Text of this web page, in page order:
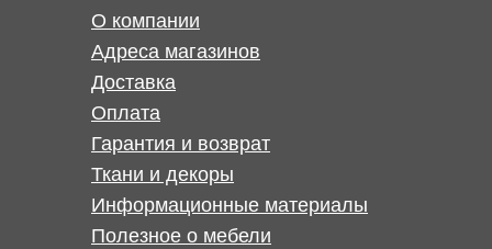
Доставка
Ткани и декоры
Гарантия и возврат
Полезное о мебели
Информационные материалы
Оплата
Адреса магазинов
О компании